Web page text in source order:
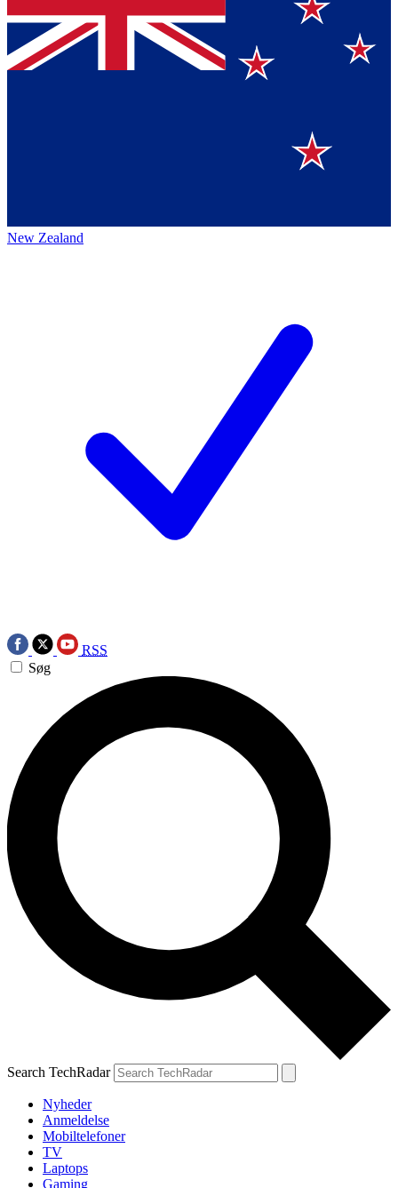
New Zealand
RSS
Søg
Search TechRadar
Nyheder
Anmeldelse
Mobiltelefoner
TV
Laptops
Gaming